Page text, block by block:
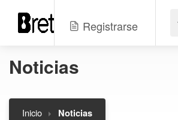
Registrarse
Noticias
Inicio Noticias